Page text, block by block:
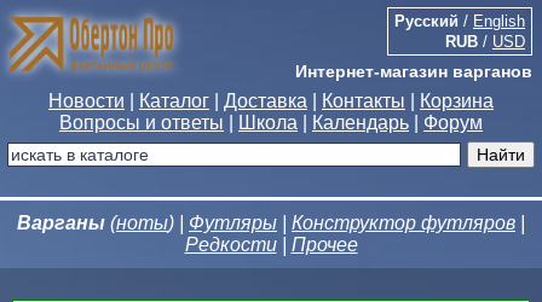
Интернет-магазин варганов
Русский / English
RUB / USD
Новости Каталог Доставка Контакты
Корзина
Вопросы и ответы
Школа Календарь Форум
Варганы (ноты) | Футляры Конструктор футляров
Редкости| Прочее